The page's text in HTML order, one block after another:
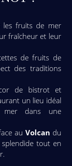
les fruits de mer
fraîcheur et leur
de fruits de
des traditions
de bistrot et
un lieu idéal
dans une
au Volcan du
tout en